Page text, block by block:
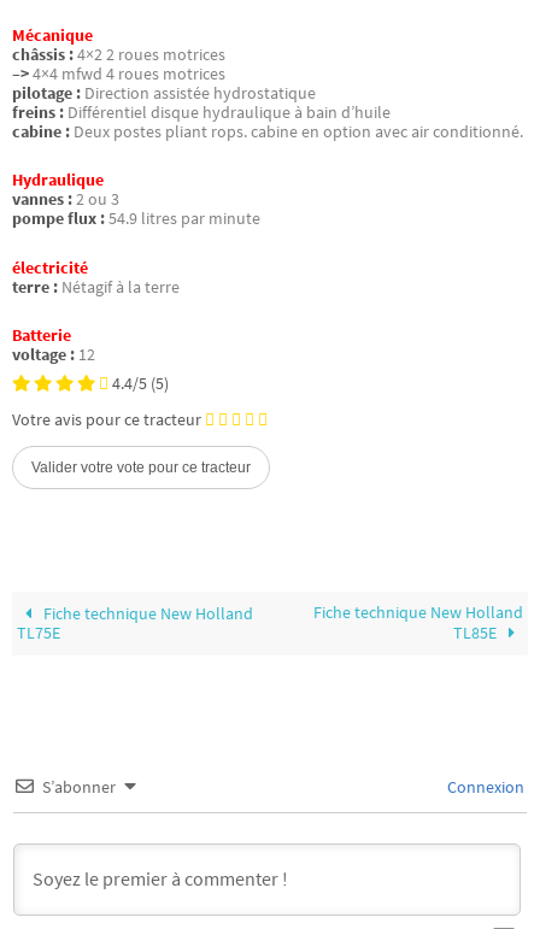
Mécanique
châssis :4×2 2 roues motrices
–>4×4 mfwd 4 roues motrices
pilotage : Direction assistée hydrostatique
freins : Différentiel disque hydraulique à bain d’huile
cabine : Deux postes pliant rops. cabine en option avec air conditionné.
Hydraulique
vannes :2 ou 3
pompe flux :54.9 litres par minute
électricité
terre : Nétagif à la terre
Batterie
voltage : 12
4.4/5 (5)
Votre avis pour ce tracteur
Fiche technique New Holland
TL75E
Fiche technique New Holland
TL85E
S’abonner Connexion